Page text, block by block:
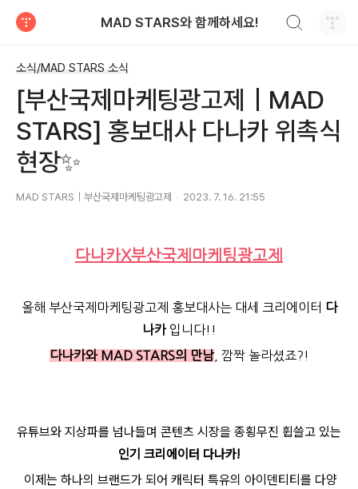
MAD STARS와 함께하세요!
소식/MAD STARS 소식
[부산국제마케팅광고제｜MAD
STARS] 홍보대사 다나카 위촉식
현장✨
MAD STARS｜부산국제마케팅광고제 2023. 7. 16. 21:55
다나카X부산국제마케팅광고제
올해 부산국제마케팅광고제 홍보대사는 대세 크리에이터 다
나카입니다!!
다나카와 MAD STARS의 만남, 깜짝 놀라셨죠?!
유튜브와 지상파를 넘나들며 콘텐츠 시장을 종횡무진 휩쓸고 있는
인기 크리에이터 다나카!
이제는 하나의 브랜드가 되어 캐릭터 특유의 아이덴티티를 다양